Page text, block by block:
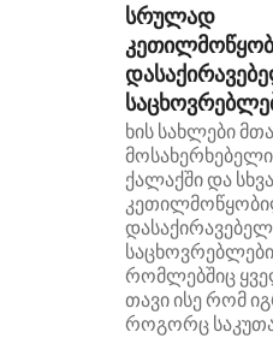
სრულად
ხის სახლები
მოსახერხებელი
ქალაქში და სხვა
რომლებშიც
თავი ისე რომ
როგორც